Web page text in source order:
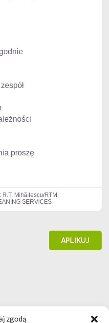
zgodą
proszę
Mihăilescu/RTM
SERVICES
APLIKUJ